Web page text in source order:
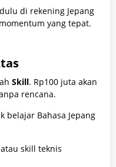
di rekening Jepang
yang tepat.
Skill. Rp100 juta akan
rencana.
belajar Bahasa Jepang
skill teknis